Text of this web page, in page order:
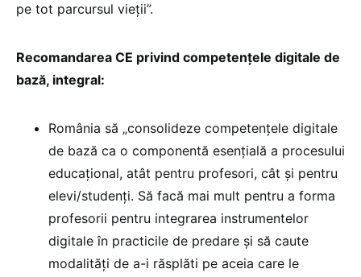
pe tot parcursul vieții”.
Recomandarea CE privind competențele digitale de
bază, integral:
România să „consolideze competențele digitale
de bază ca o componentă esențială a procesului
educațional, atât pentru profesori, cât și pentru
elevi/studenți. Să facă mai mult pentru a forma
profesorii pentru integrarea instrumentelor
digitale în practicile de predare și să caute
modalități de a-i răsplăti pe aceia care le